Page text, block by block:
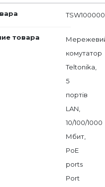
комутатор
Teltonika,
5
портів
LAN,
10/100/1000
Мбит,
PoE
ports
Port